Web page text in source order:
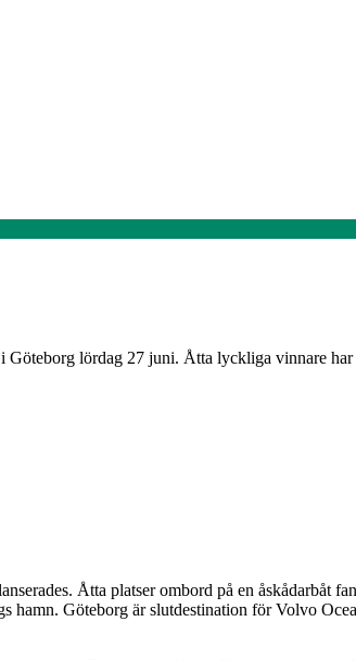
Göteborg lördag 27 juni. Åtta lyckliga vinnare
Åtta platser ombord på en åskådarbåt
hamn. Göteborg är slutdestination för Volvo